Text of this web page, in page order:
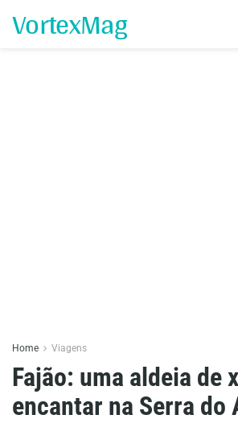
VortexMag
Home Viagens
Fajão: uma aldeia de
encantar na Serra do